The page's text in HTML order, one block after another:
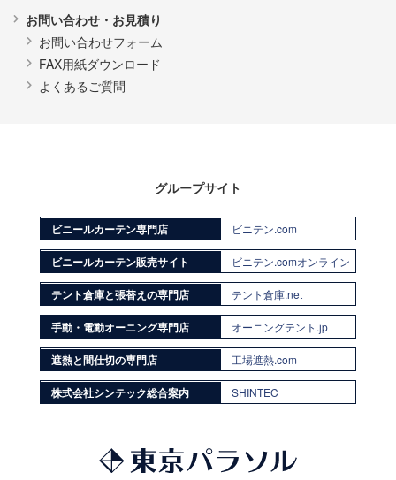
お問い合わせ・お見積り
お問い合わせフォーム
FAX用紙ダウンロード
よくあるご質問
グループサイト
ビニールカーテン専門店 ビニテン.com
ビニールカーテン販売サイト ビニテン.comオンライン
テント倉庫と張替えの専門店 テント倉庫.net
手動・電動オーニング専門店 オーニングテント.jp
遮熱と間仕切の専門店 工場遮熱.com
株式会社シンテック総合案内 SHINTEC